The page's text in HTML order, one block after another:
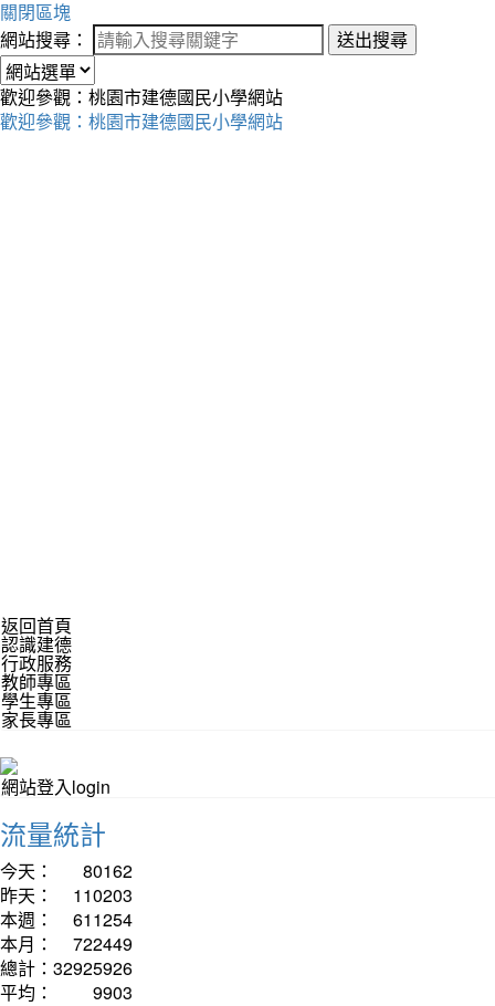
關閉區塊
網站搜尋：
送出搜尋
歡迎參觀：桃園市建德國民小學網站
歡迎參觀：桃園市建德國民小學網站
返回首頁
認識建德
行政服務
教師專區
學生專區
家長專區
網站登入login
流量統計
今天：
80162
昨天：
110203
本週：
611254
本月：
722449
總計： 32925926
平均：
9903